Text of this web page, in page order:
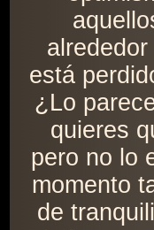
está
¿Lo
quieres
pero no lo
momento
de